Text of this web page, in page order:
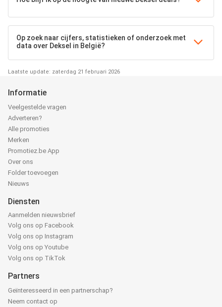
Op zoek naar cijfers, statistieken of onderzoek met
data over Deksel in België?
Laatste update: zaterdag 21 februari 2026
Informatie
Veelgestelde vragen
Adverteren?
Alle promoties
Merken
Promotiez.be App
Over ons
Folder toevoegen
Nieuws
Diensten
Aanmelden nieuwsbrief
Volg ons op Facebook
Volg ons op Instagram
Volg ons op Youtube
Volg ons op TikTok
Partners
Geïnteresseerd in een partnerschap?
Neem contact op